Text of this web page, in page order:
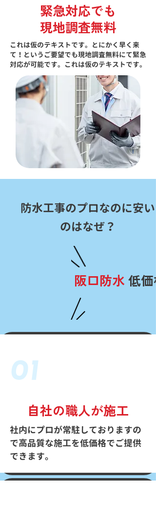
緊急対応でも
現地調査無料
これは仮のテキストです。とにかく早く来
て！というご要望でも現地調査無料にて緊急
対応が可能です。これは仮のテキストです。
防水工事のプロなのに安い
のはなぜ？
阪口防水 低価
01
自社の職人が施工
社内にプロが常駐しておりますの
で高品質な施工を低価格でご提供
できます。